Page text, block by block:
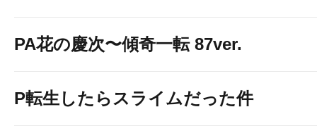
PA花の慶次〜傾奇一転 87ver.
P転生したらスライムだった件